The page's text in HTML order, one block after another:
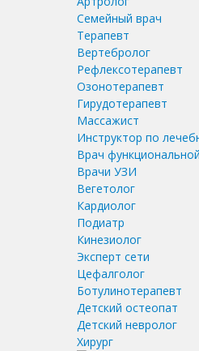
Семейный врач
Терапевт
Вертебролог
Рефлексотерапевт
Озонотерапевт
Гирудотерапевт
Массажист
Инструктор по
Врач
Врачи УЗИ
Вегетолог
Кардиолог
Подиатр
Кинезиолог
Эксперт сети
Цефалголог
Ботулинотерапевт
Детский остеопат
Детский невролог
Хирург